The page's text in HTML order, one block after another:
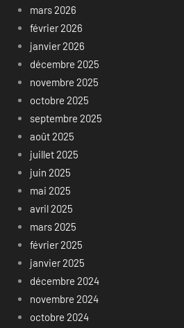
mars 2026
février 2026
janvier 2026
décembre 2025
novembre 2025
octobre 2025
septembre 2025
août 2025
juillet 2025
juin 2025
mai 2025
avril 2025
mars 2025
février 2025
janvier 2025
décembre 2024
novembre 2024
octobre 2024